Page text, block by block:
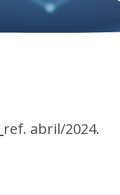
ref. abril/2024.